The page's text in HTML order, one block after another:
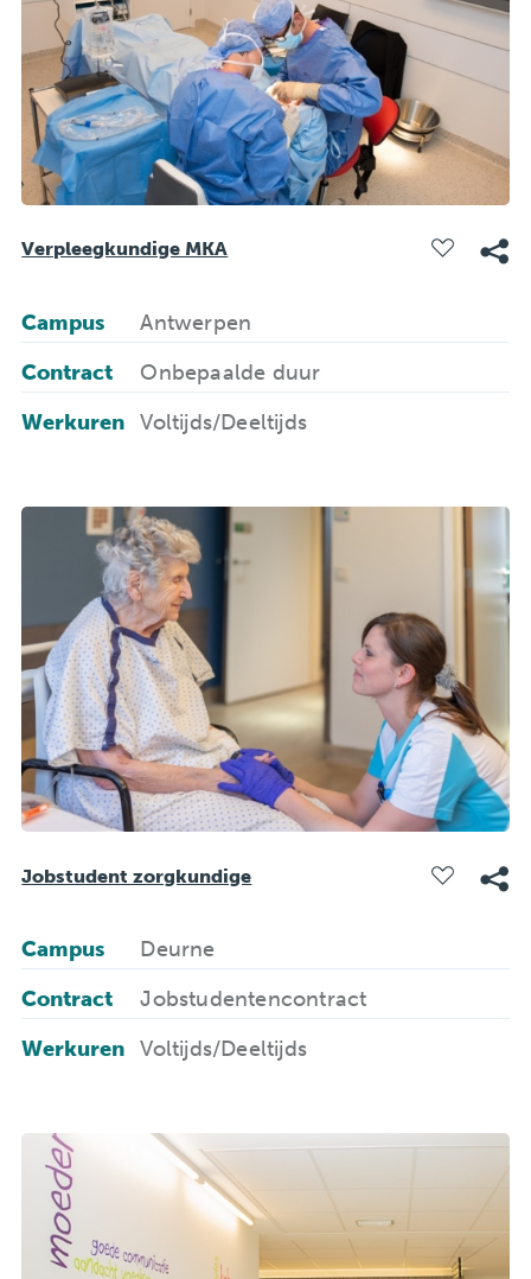
Verpleegkundige MKA
Campus
Antwerpen
Contract
Onbepaalde duur
Werkuren
Voltijds/Deeltijds
Jobstudent zorgkundige
Campus
Deurne
Contract
Jobstudentencontract
Werkuren
Voltijds/Deeltijds